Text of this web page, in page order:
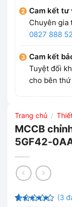
Cam kết tư
Chuyên gia
0827 888
Cam kết
Tuyệt đối
cho bên thứ
Trang chủ /
MCCB
5GF42-
(3